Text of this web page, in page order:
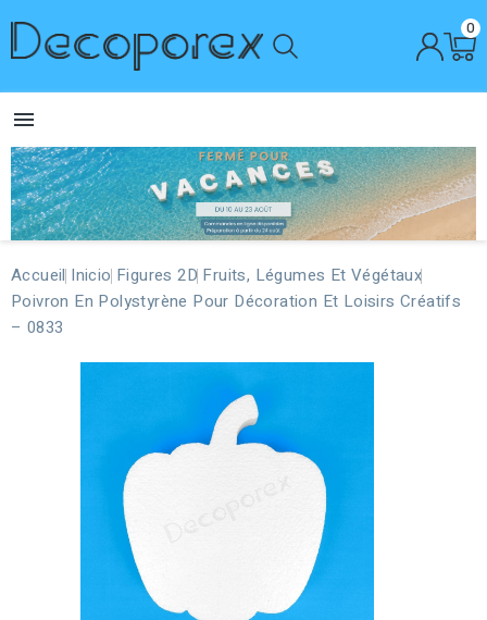
0

Accueil Inicio Figures 2D Fruits, Légumes Et Végétaux
Poivron En Polystyrène Pour Décoration Et Loisirs Créatifs
– 0833